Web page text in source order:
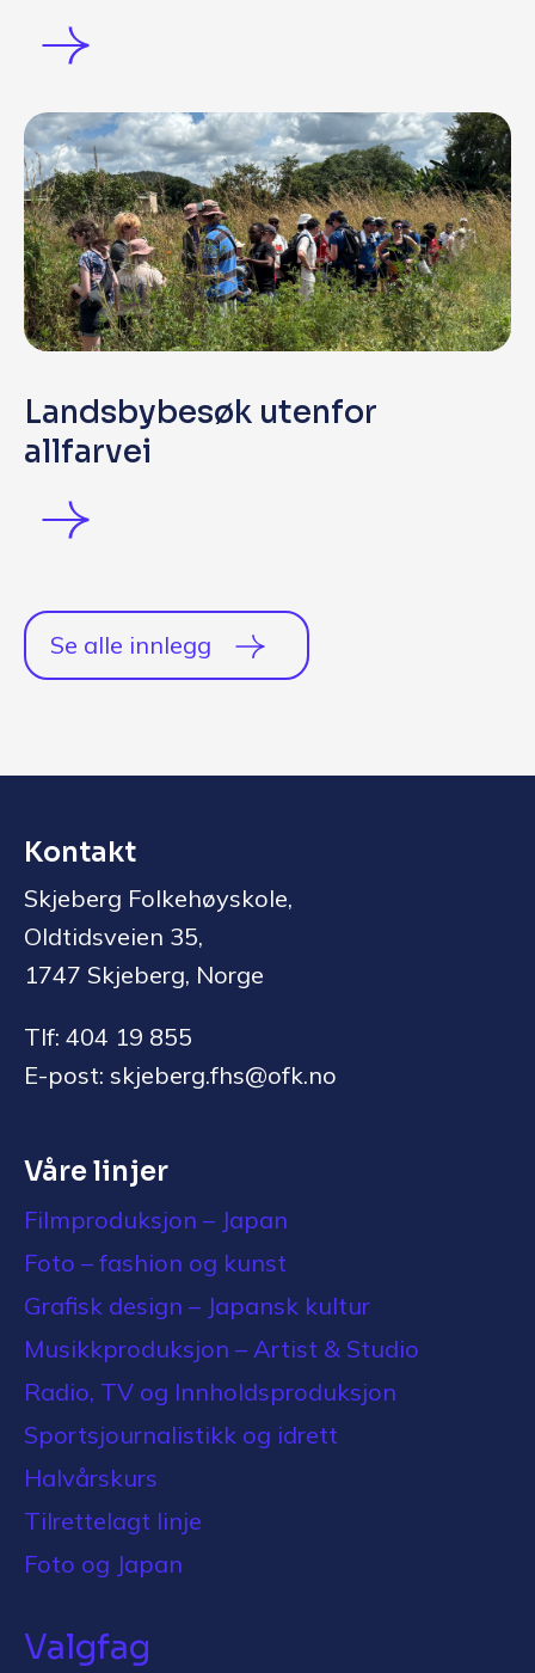
Landsbybesøk utenfor
allfarvei
Se alle innlegg
Kontakt
Skjeberg Folkehøyskole,
Oldtidsveien 35,
1747 Skjeberg, Norge
Tlf: 404 19 855
E-post: skjeberg.fhs@ofk.no
Våre linjer
Filmproduksjon – Japan
Foto – fashion og kunst
Grafisk design – Japansk kultur
Musikkproduksjon – Artist & Studio
Radio, TV og Innholdsproduksjon
Sportsjournalistikk og idrett
Halvårskurs
Tilrettelagt linje
Foto og Japan
Valgfag